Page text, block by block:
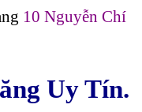
10 Nguyễn Chí
Uy Tín.